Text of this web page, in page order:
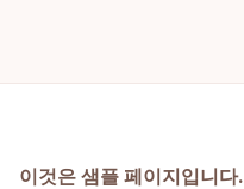
이것은 샘플 페이지입니다.